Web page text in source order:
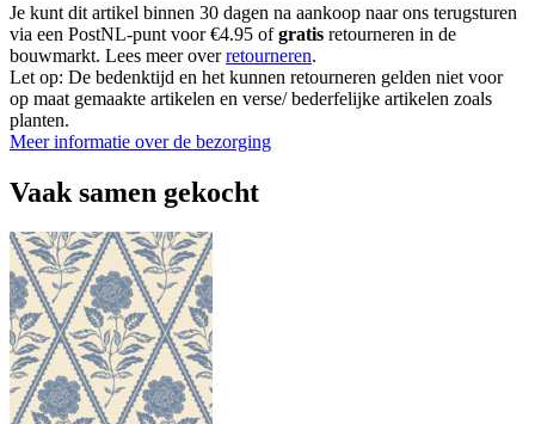
Je kunt dit artikel binnen 30 dagen na aankoop naar ons terugsturen
via een PostNL-punt voor €4.95 ofgratis retourneren in de
bouwmarkt. Lees meer overretourneren.
Let op: De bedenktijd en het kunnen retourneren gelden niet voor
op maat gemaakte artikelen en verse/ bederfelijke artikelen zoals
planten.
Meer informatie over de bezorging
Vaak samen gekocht